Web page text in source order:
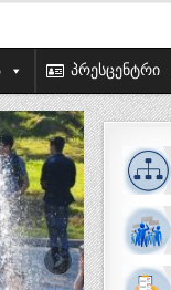
პრესცენტრი